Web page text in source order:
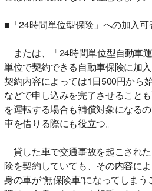
■「24時間単位型保険」への加入可
または、「24時間単位型自動車
単位で契約できる自動車保険に加
契約内容によっては1日500円から
などで申し込みを完了させること
を運転する場合も補償対象になる
車を借りる際にも役立つ。
貸した車で交通事故を起こされ
険を契約していても、その内容に
身の車が“無保険車”になってしま